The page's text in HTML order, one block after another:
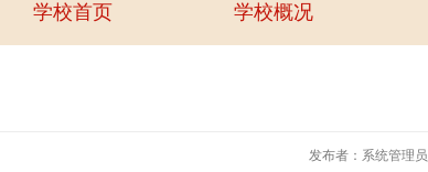
学校首页 学校概况
发布者：系统管理员